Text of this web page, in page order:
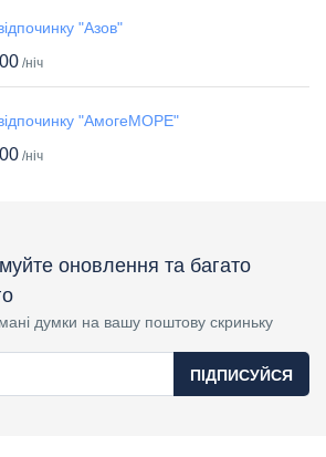
"Азов"
/ніч
"АмогеМОРЕ"
/ніч
оновлення та багато
думки на вашу поштову скриньку
ПІДПИСУЙСЯ